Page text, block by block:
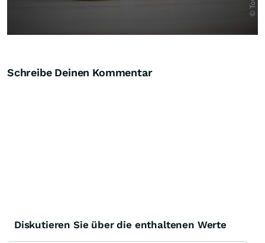
Schreibe Deinen Kommentar
Diskutieren Sie über die enthaltenen Werte